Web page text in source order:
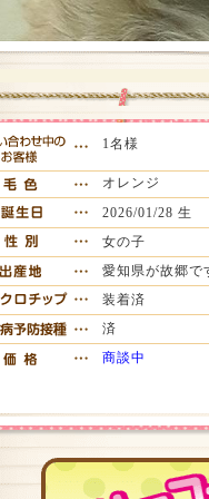
1名様
オレンジ
2026/01/28 生
女の子
愛知県が故郷で
装着済
済
商談中